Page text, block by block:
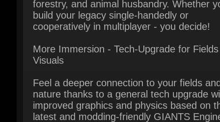
More Immersion - Tech-Upgrade for Fields
Visuals
Feel a deeper connection to your fields and
nature thanks to a general tech upgrade
latest and modding-friendly GIANTS
Including distance fog, enhanced shadows,
dynamic weather effects, ground
and more. The romantic life of virtual